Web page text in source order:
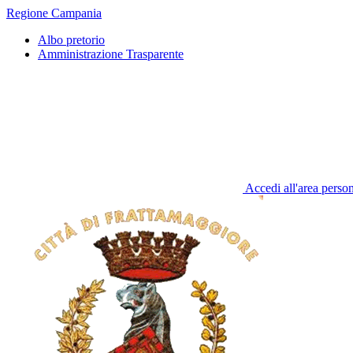
Regione Campania
Albo pretorio
Amministrazione Trasparente
Accedi all'area